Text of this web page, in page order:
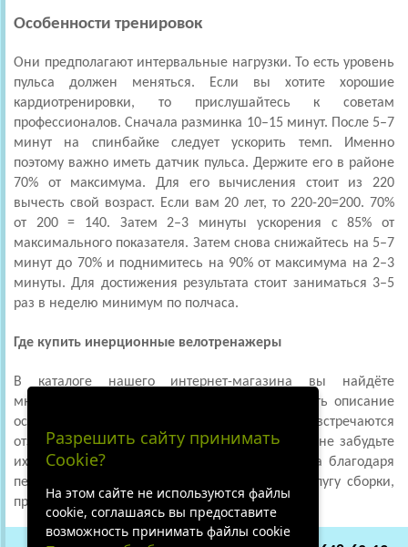
Особенности тренировок
Они предполагают интервальные нагрузки. То есть уровень
пульса должен меняться. Если вы хотите хорошие
кардиотренировки, то прислушайтесь к советам
профессионалов. Сначала разминка 10–15 минут. После 5–7
минут на спинбайке следует ускорить темп. Именно
поэтому важно иметь датчик пульса. Держите его в районе
70% от максимума. Для его вычисления стоит из 220
вычесть свой возраст. Если вам 20 лет, то 220-20=200. 70%
от 200 = 140. Затем 2–3 минуты ускорения с 85% от
максимального показателя. Затем снова снижайтесь на 5–7
минут до 70% и поднимитесь на 90% от максимума на 2–3
минуты. Для достижения результата стоит заниматься 3–5
раз в неделю минимум по полчаса.
Где купить инерционные велотренажеры
В каталоге нашего интернет-магазина вы найдёте
множество интересных моделей. У каждой есть описание
основных характеристик, цены, фото, иногда встречаются
отзывы. Если вы уже приобрели тренажёр, то не забудьте
их оставить. Доставка возможна во все города благодаря
перевозчикам. А в Москве можно заказать услугу сборки,
причём недорого.
Разрешить сайту принимать
Cookie?
На этом сайте не используются файлы
cookie, соглашаясь вы предоставите
возможность принимать файлы cookie